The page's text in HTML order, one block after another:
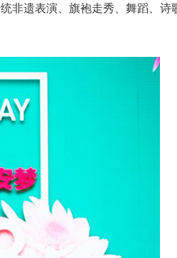
非遗表演、旗袍走秀、舞蹈、诗